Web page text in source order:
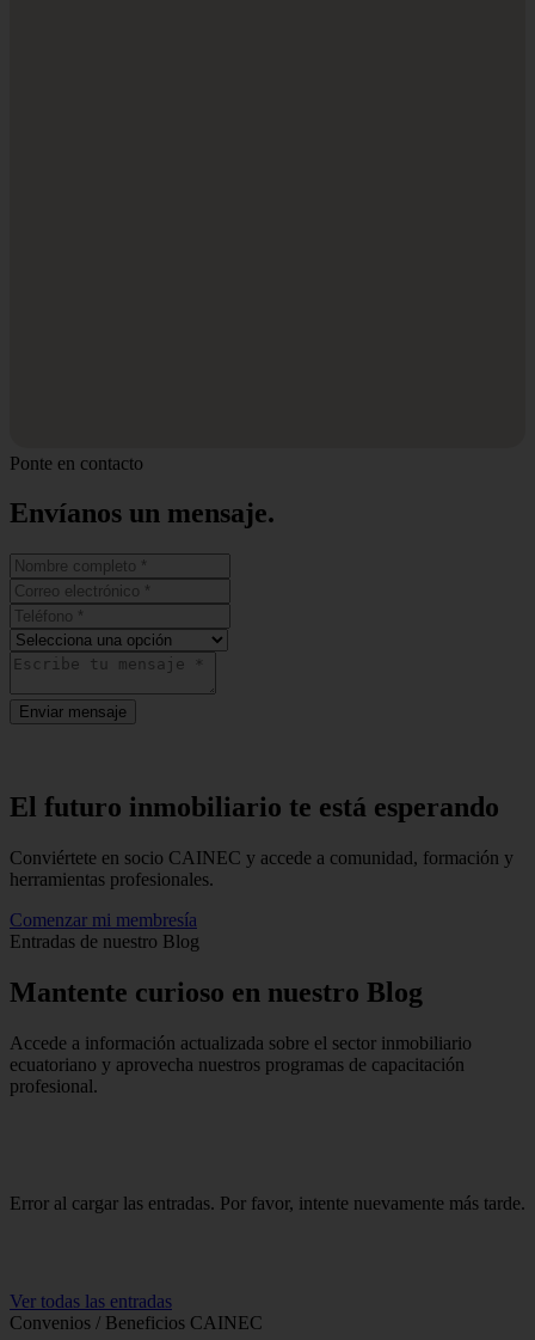
Ponte en contacto
Envíanos un mensaje.
Enviar mensaje
El futuro inmobiliario te está esperando
Conviértete en socio CAINEC y accede a comunidad, formación y
herramientas profesionales.
Comenzar mi membresía
Entradas de nuestro Blog
Mantente curioso en nuestro Blog
Accede a información actualizada sobre el sector inmobiliario
ecuatoriano y aprovecha nuestros programas de capacitación
profesional.
Error al cargar las entradas. Por favor, intente nuevamente más tarde.
Ver todas las entradas
Convenios / Beneficios CAINEC